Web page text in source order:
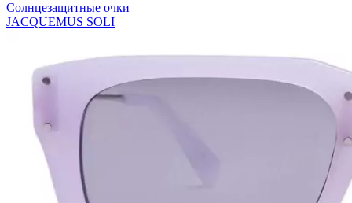
Солнцезащитные очки
JACQUEMUS SOLI